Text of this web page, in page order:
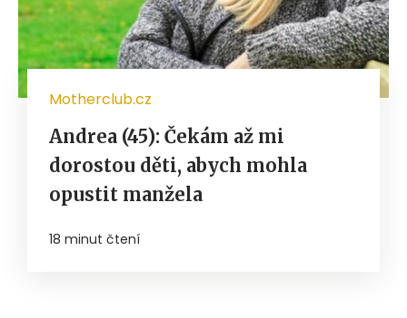
Motherclub.cz
Andrea (45): Čekám až mi
dorostou děti, abych mohla
opustit manžela
18 minut čtení